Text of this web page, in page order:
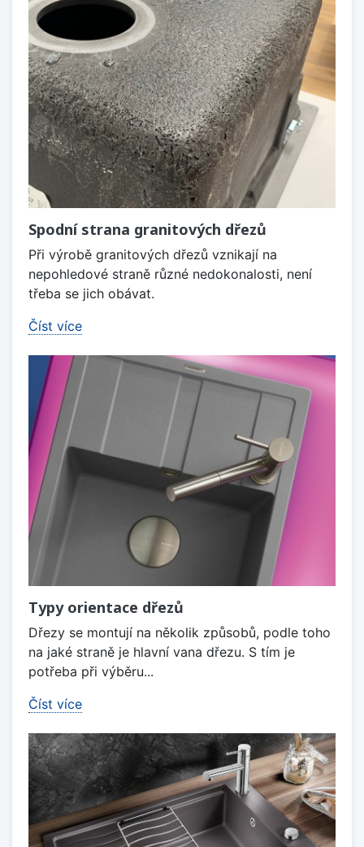
Spodní strana granitových dřezů
Při výrobě granitových dřezů vznikají na
nepohledové straně různé nedokonalosti, není
třeba se jich obávat.
Číst více
Typy orientace dřezů
Dřezy se montují na několik způsobů, podle toho
na jaké straně je hlavní vana dřezu. S tím je
potřeba při výběru...
Číst více